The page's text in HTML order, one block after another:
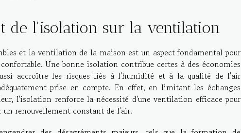
de l'isolation sur la ventilation
et la ventilation de la maison est un aspect fondamental pour
Une bonne isolation contribue certes à des économies
accroître les risques liés à l'humidité et à la qualité de l'air
prise en compte. En effet, en limitant les échanges
l'isolation renforce la nécessité d'une ventilation efficace pour
un renouvellement constant de l'air.